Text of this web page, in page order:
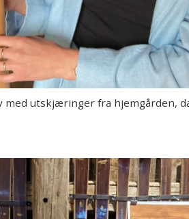
med utskjæringer fra hjemgården,